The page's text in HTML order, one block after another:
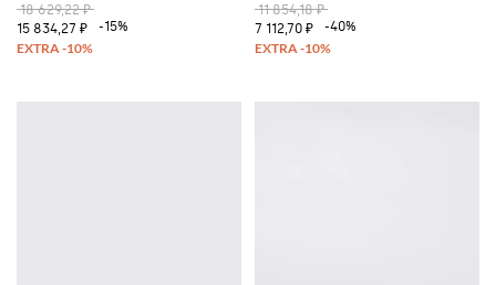
18 629,22 ₽
15 834,27 ₽
-15%
11 854,18 ₽
7 112,70 ₽
-40%